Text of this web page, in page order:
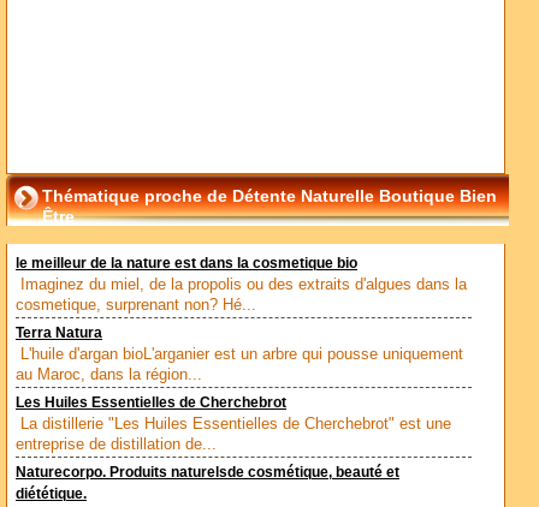
Thématique proche de Détente Naturelle Boutique Bien
Être
le meilleur de la nature est dans la cosmetique bio
Imaginez du miel, de la propolis ou des extraits d'algues dans la
cosmetique, surprenant non? Hé...
Terra Natura
L'huile d'argan bioL'arganier est un arbre qui pousse uniquement
au Maroc, dans la région...
Les Huiles Essentielles de Cherchebrot
La distillerie "Les Huiles Essentielles de Cherchebrot" est une
entreprise de distillation de...
Naturecorpo. Produits naturelsde cosmétique, beauté et
diététique.